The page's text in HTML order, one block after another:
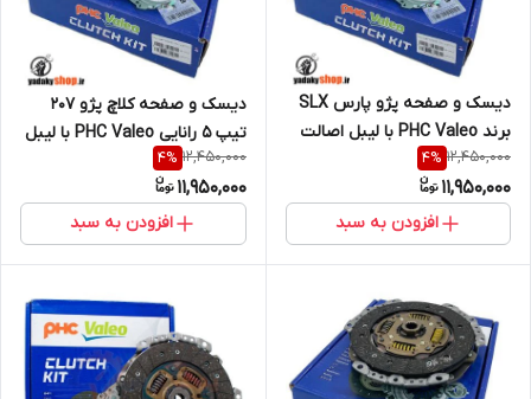
دیسک و صفحه پژو پارس SLX
برند PHC Valeo با لیبل اصالت
کالا (خرید مستقیم از واردکننده)
12,450,000
4%
11,950,000
افزودن به سبد
دیسک و صفحه کلاچ پژو 207
تیپ 5 رانایی PHC Valeo با لیبل
اصالت کالا (خرید مستقیم از
واردکننده)
12,450,000
4%
11,950,000
افزودن به سبد